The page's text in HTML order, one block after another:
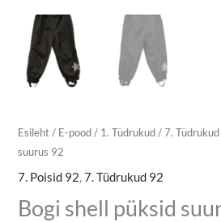
Esileht/ E-pood/ 1. Tüdrukud/7.
suurus 92
7. Poisid 92,7. Tüdrukud 92
Bogi shell püksid